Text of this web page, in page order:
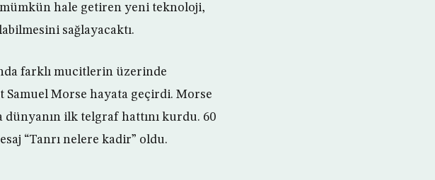
hale getiren yeni teknoloji,
sağlayacaktı.
farklı mucitlerin üzerinde
Samuel Morse hayata geçirdi. Morse
dünyanın ilk telgraf hattını kurdu. 60
“Tanrı nelere kadir” oldu.